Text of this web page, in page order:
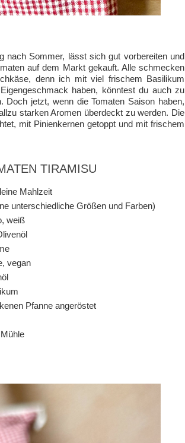
nach Sommer, lässt sich gut vorbereiten und
auf dem Markt gekauft. Alle schmecken
denn ich mit viel frischem Basilikum
haben, könntest du auch zu
Doch jetzt, wenn die Tomaten Saison haben,
starken Aromen überdeckt zu werden. Die
mit Pinienkernen getoppt und mit frischem
TIRAMISU
Mahlzeit
unterschiedliche Größen und Farben)
weiß
vegan
Pfanne angeröstet